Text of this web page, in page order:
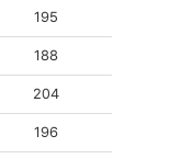
195
188
204
196